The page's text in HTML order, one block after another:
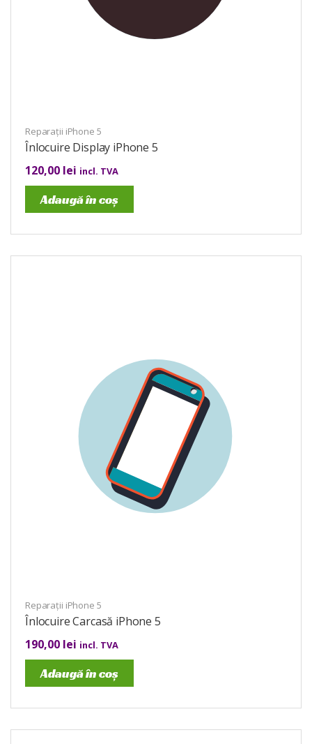
Reparații iPhone 5
Înlocuire Display iPhone 5
120,00 lei incl. TVA
Adaugă în coș
Reparații iPhone 5
Înlocuire Carcasă iPhone 5
190,00 lei incl. TVA
Adaugă în coș